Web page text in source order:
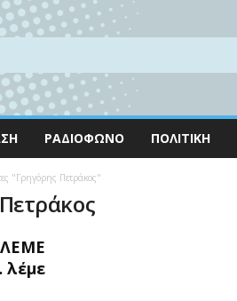
ΡΑΔΙΌΦΩΝΟ ΠΟΛΙΤΙΚΉ
"Γρηγόρης Πετράκος"
λέµε